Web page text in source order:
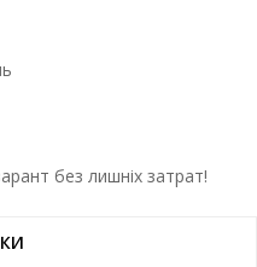
без лишніх затрат!